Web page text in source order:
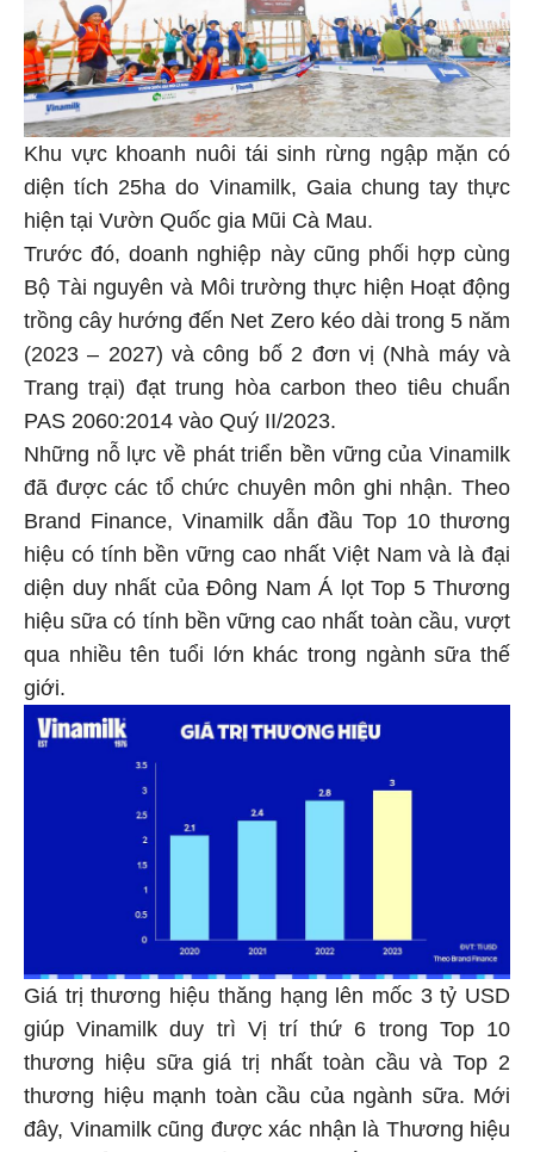
Khu vực khoanh nuôi tái sinh rừng ngập mặn có
diện tích 25ha do Vinamilk, Gaia chung tay thực
hiện tại Vườn Quốc gia Mũi Cà Mau.
Trước đó, doanh nghiệp này cũng phối hợp cùng
Bộ Tài nguyên và Môi trường thực hiện Hoạt động
trồng cây hướng đến Net Zero kéo dài trong 5 năm
(2023 – 2027) và công bố 2 đơn vị (Nhà máy và
Trang trại) đạt trung hòa carbon theo tiêu chuẩn
PAS 2060:2014 vào Quý II/2023.
Những nỗ lực về phát triển bền vững của Vinamilk
đã được các tổ chức chuyên môn ghi nhận. Theo
Brand Finance, Vinamilk dẫn đầu Top 10 thương
hiệu có tính bền vững cao nhất Việt Nam và là đại
diện duy nhất của Đông Nam Á lọt Top 5 Thương
hiệu sữa có tính bền vững cao nhất toàn cầu, vượt
qua nhiều tên tuổi lớn khác trong ngành sữa thế
giới.
Giá trị thương hiệu thăng hạng lên mốc 3 tỷ USD
giúp Vinamilk duy trì Vị trí thứ 6 trong Top 10
thương hiệu sữa giá trị nhất toàn cầu và Top 2
thương hiệu mạnh toàn cầu của ngành sữa. Mới
đây, Vinamilk cũng được xác nhận là Thương hiệu